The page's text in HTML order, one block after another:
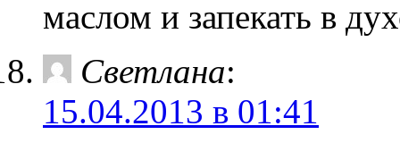
маслом и запекать в
Светлана:
15.04.2013 в 01:41